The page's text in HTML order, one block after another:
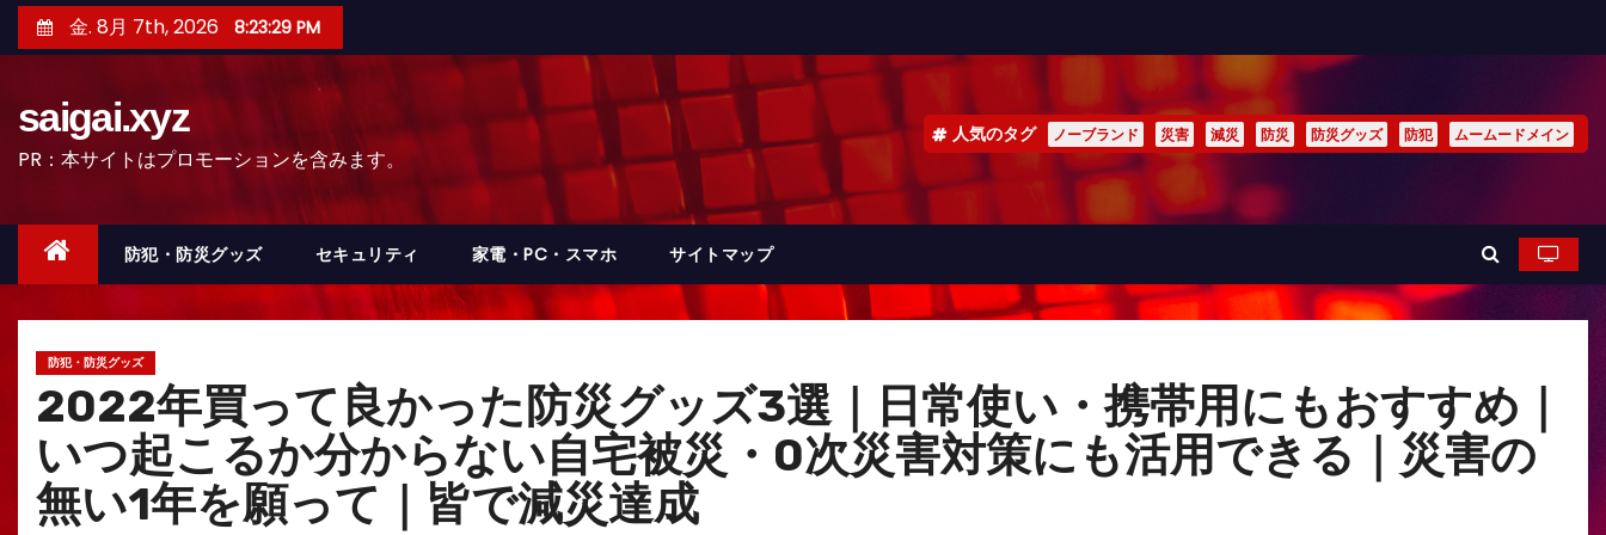
ン
ッ
金. 8月 7th, 2026 8:23:30 PM
saigai.xyz
PR：本サイトはプロモーションを含みます。
人気のタグ ノーブランド 災害 減災 防災 防災グッズ 防犯 ムームードメイン
防犯・防災グッズ セキュリティ 家電・PC・スマホ サイトマップ
防犯・防災グッズ
2022年買って良かった防災グッズ3選｜日常使い・携帯用にもおすすめ｜
いつ起こるか分からない自宅被災・0次災害対策にも活用できる｜災害の
無い1年を願って｜皆で減災達成